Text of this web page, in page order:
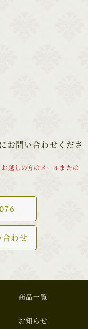
お問い合わせくださ
越しの方はメールまたは
わせ
商品一覧
お知らせ